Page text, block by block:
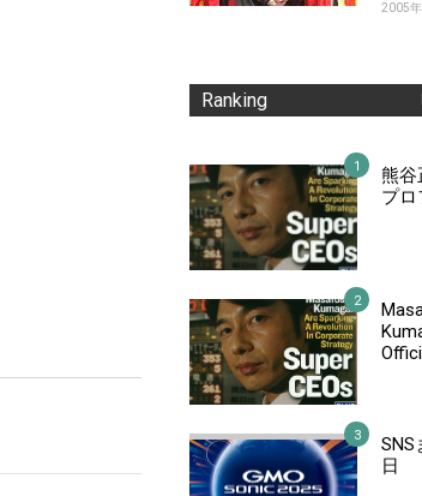
2005
Ranking
熊谷
プ
SNS
日